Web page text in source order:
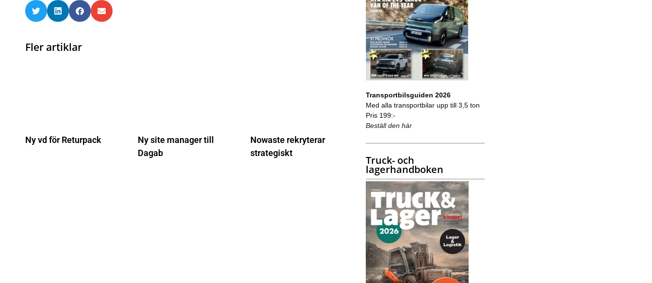
Fler artiklar
Ny vd för Returpack
Ny site manager till
Dagab
Nowaste rekryterar
strategiskt
Transportbilsguiden 2026
Med alla transportbilar upp till 3,5 ton
Pris 199:-
Beställ den här
Truck- och
lagerhandboken